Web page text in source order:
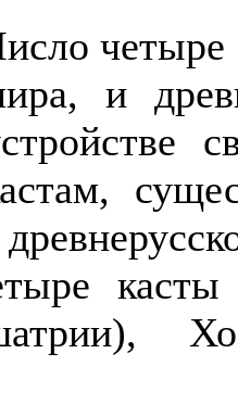
четыре
и